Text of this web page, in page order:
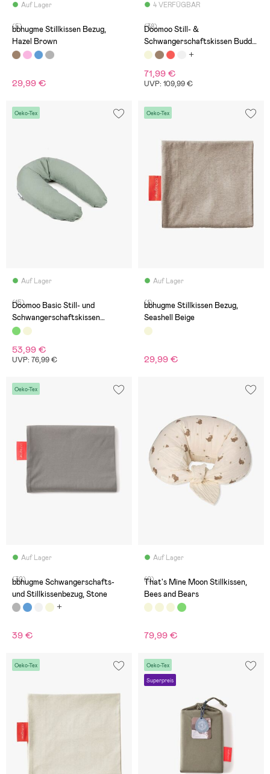
Auf Lager
(5)
bbhugme Stillkissen Bezug,
Hazel Brown
29,99 €
4 VERFÜGBAR
(38)
Doomoo Still- &
Schwangerschaftskissen Buddy,
Melerad Sand
71,99 €
UVP: 109,99 €
Oeko-Tex
Auf Lager
(15)
Doomoo Basic Still- und
Schwangerschaftskissen
Musselin, Grün
53,99 €
UVP: 76,99 €
Oeko-Tex
Auf Lager
(1)
bbhugme Stillkissen Bezug,
Seashell Beige
29,99 €
Oeko-Tex
Auf Lager
(30)
bbhugme Schwangerschafts-
und Stillkissenbezug, Stone
39 €
Auf Lager
(0)
That's Mine Moon Stillkissen,
Bees and Bears
79,99 €
Oeko-Tex Oeko-Tex
Superpreis